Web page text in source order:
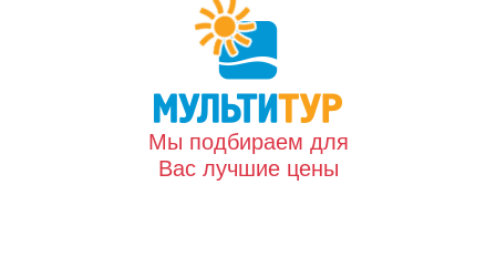
Мы подбираем для
Вас лучшие цены